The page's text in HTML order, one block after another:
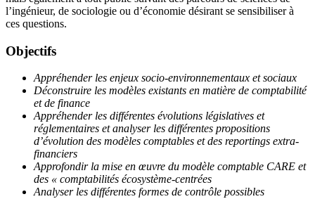
l’ingénieur, de sociologie ou d’économie désirant se sensibiliser à
ces questions.
Objectifs
Appréhender les enjeux socio-environnementaux et sociaux
Déconstruire les modèles existants en matière de comptabilité
et de finance
Appréhender les différentes évolutions législatives et
réglementaires et analyser les différentes propositions
d’évolution des modèles comptables et des reportings extra-
financiers
Approfondir la mise en œuvre du modèle comptable CARE et
des « comptabilités écosystème-centrées
Analyser les différentes formes de contrôle possibles